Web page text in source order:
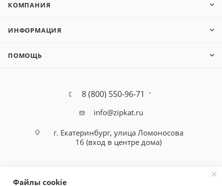
КОМПАНИЯ
ИНФОРМАЦИЯ
ПОМОЩЬ
8 (800) 550-96-71
info@zipkat.ru
г. Екатеринбург, улица Ломоносова
16 (вход в центре дома)
Файлы cookie